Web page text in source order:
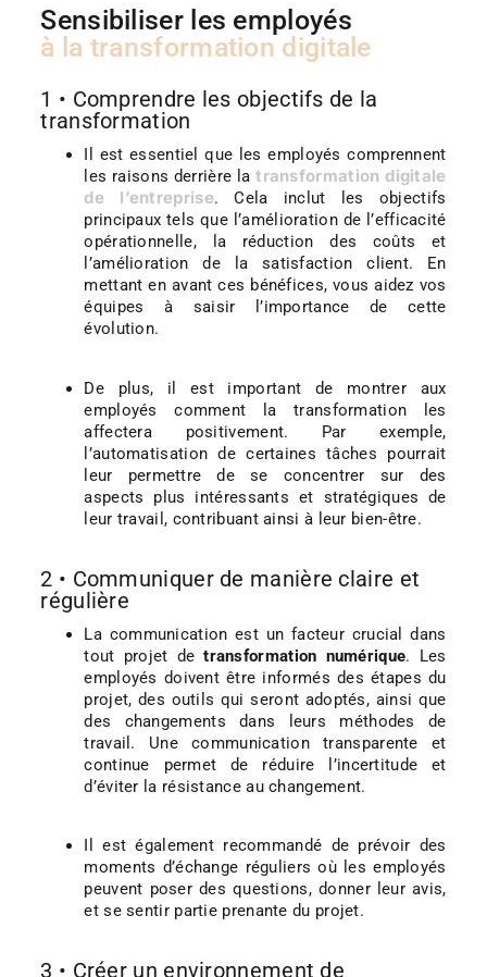
Sensibiliser les employés
à la transformation digitale
1 • Comprendre les objectifs de la
transformation
Il est essentiel que les employés comprennent
les raisons derrière latransformation digitale
de l’entreprise. Cela inclut les objectifs
principaux tels que l’amélioration de l’efficacité
opérationnelle, la réduction des coûts et
l’amélioration de la satisfaction client. En
mettant en avant ces bénéfices, vous aidez vos
équipes à saisir l’importance de cette
évolution.
De plus, il est important de montrer aux
employés comment la transformation les
affectera positivement. Par exemple,
l’automatisation de certaines tâches pourrait
leur permettre de se concentrer sur des
aspects plus intéressants et stratégiques de
leur travail, contribuant ainsi à leur bien-être.
2 • Communiquer de manière claire et
régulière
La communication est un facteur crucial dans
tout projet detransformation numérique. Les
employés doivent être informés des étapes du
projet, des outils qui seront adoptés, ainsi que
des changements dans leurs méthodes de
travail. Une communication transparente et
continue permet de réduire l’incertitude et
d’éviter la résistance au changement.
Il est également recommandé de prévoir des
moments d’échange réguliers où les employés
peuvent poser des questions, donner leur avis,
et se sentir partie prenante du projet.
3 • Créer un environnement de